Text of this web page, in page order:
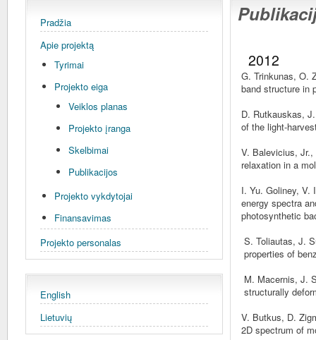
Pradžia
Apie projektą
Tyrimai
Projekto eiga
Veiklos planas
Projekto įranga
Skelbimai
Publikacijos
Projekto vykdytojai
Finansavimas
Projekto personalas
English
Lietuvių
2012
G. Trinkunas, O.
band structure in
D. Rutkauskas,
of the light-
V. Balevicius,
relaxation in a
I. Yu. Goliney, V.
energy spectra
photosynthetic
S. Toliautas, J.
properties of
M. Macernis, J.
structurally
V. Butkus, D.
2D spectrum of